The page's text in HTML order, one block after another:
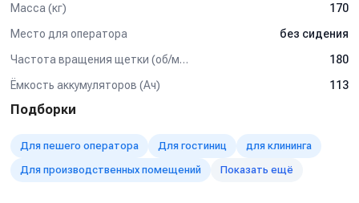
Масса (кг)
170
Место для оператора
без сидения
Частота вращения щетки (об/мин)
180
Ёмкость аккумуляторов (Ач)
113
Подборки
Для пешего оператора Для гостиниц
для клининга
Для производственных помещений
Показать ещё